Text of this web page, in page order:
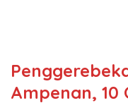
Ampenan, 10